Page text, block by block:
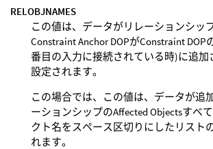
RELOBJNAMES
この値は、データがリレーションシッ
Constraint Anchor DOPがConstraint DOP
番目の入力に接続されている時)に追加
設定されます。
この場合では、この値は、データが追
ーションシップのAffected Objectsすべ
クト名をスペース区切りにしたリスト
れます。